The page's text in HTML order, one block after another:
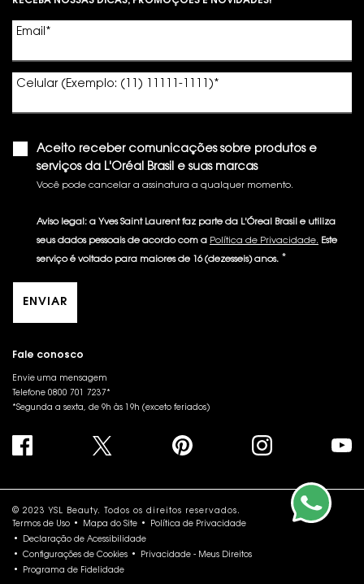
Email *
Celular (Exemplo: (11) 11111-1111) *
Aceito receber comunicações sobre produtos e
serviços da L'Oréal Brasil e suas marcas
Você pode cancelar a assinatura a qualquer momento.​
Aviso legal: a Yves Saint Laurent faz parte da L'Óreal Brasil e utiliza
seus dados pessoais de acordo com a Política de Privacidade. Este
serviço é voltado para maiores de 16 (dezesseis) anos. *
ENVIAR
Fale conosco
Envie uma mensagem
Telefone 0800 701 7237*
*Segunda a sexta, de 9h às 19h (exceto feriados)
© 2023 YSL Beauty. Todos os direitos reservados.
Termos de Uso
Mapa do Site
Política de Privacidade
Declaração de Acessibilidade
Configurações de Cookies
Privacidade - Meus Direitos
Programa de Fidelidade